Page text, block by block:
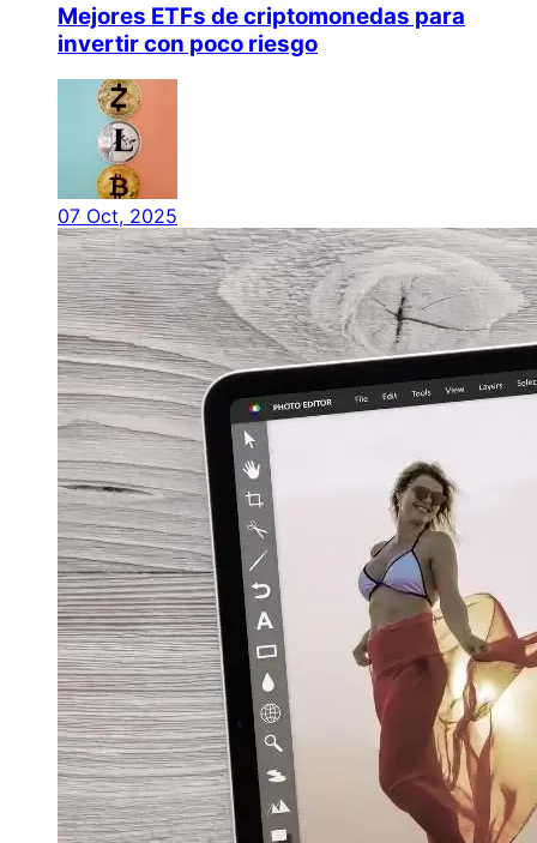
Mejores ETFs de criptomonedas para
invertir con poco riesgo
07 Oct, 2025